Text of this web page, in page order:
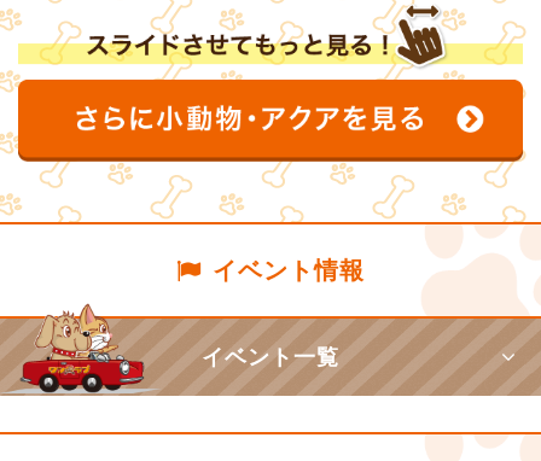
イベント情報
イベント一覧